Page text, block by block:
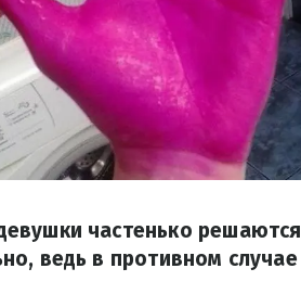
частенько решаются
ведь в противном случае